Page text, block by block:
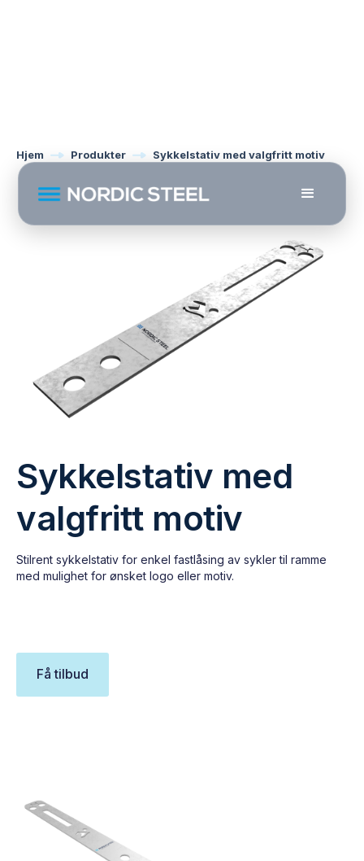
Hjem Produkter Sykkelstativ med valgfritt motiv
Sykkelstativ med
valgfritt motiv
Stilrent sykkelstativ for enkel fastlåsing av sykler til ramme
med mulighet for ønsket logo eller motiv.
Få tilbud